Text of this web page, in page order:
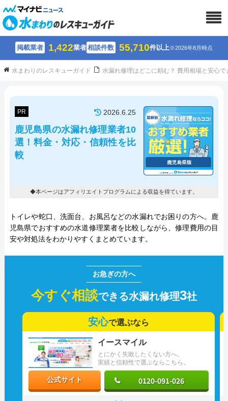
掲載業者 1,422業者相談件数 55,710件以上※2026年8月時点
水まわりのレスキューガイド 水漏れ修理はどこに頼む？ 費用相場と安心で
PR 2026.6.25
鹿児島県の水漏れ修理業者10
選！料金・対応・信頼性を比
較
◆本ページはアフィリエイトプログラムによる収益を得ています。
トイレや蛇口、洗面台、お風呂などの水漏れでお困りの方へ。鹿
児島県でおすすめの水道修理業者を比較しながら、修理費用の目
安や対処法をわかりやすくまとめています。
今すぐ相談できる水漏れ修理3社
安心で選ぶなら
とにかく失敗したくない方へ。
実績と信頼性で選ぶならこちら。
イースマイル
公式サイト 0120-091-026